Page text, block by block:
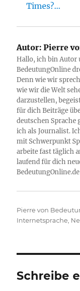
Times?…
Autor: Pierre
Hallo, ich bin Autor
BedeutungOnline
Denn wie wir
wie wir die Welt
darzustellen,
für dich Beiträge
deutschen Sprache
ich als Journalist.
mit Schwerpunkt
arbeite fast täglich
laufend für dich
Autor
Pierre von
Internetsprache,
Schreibe